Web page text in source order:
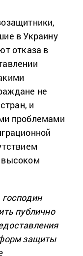
в Украину
отказа в
не
и
проблемами
высоком
публично
защиты